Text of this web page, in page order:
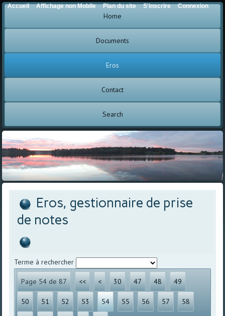
Home
Documents
Eros
Contact
Search
Eros, gestionnaire de prise
de notes
Terme à rechercher
Page 54 de 87 << < 30 47 48 49
50 51 52 53 54 55 56 57 58
Accueil Affichage non Mobile Plan du site S'inscrire Connexion